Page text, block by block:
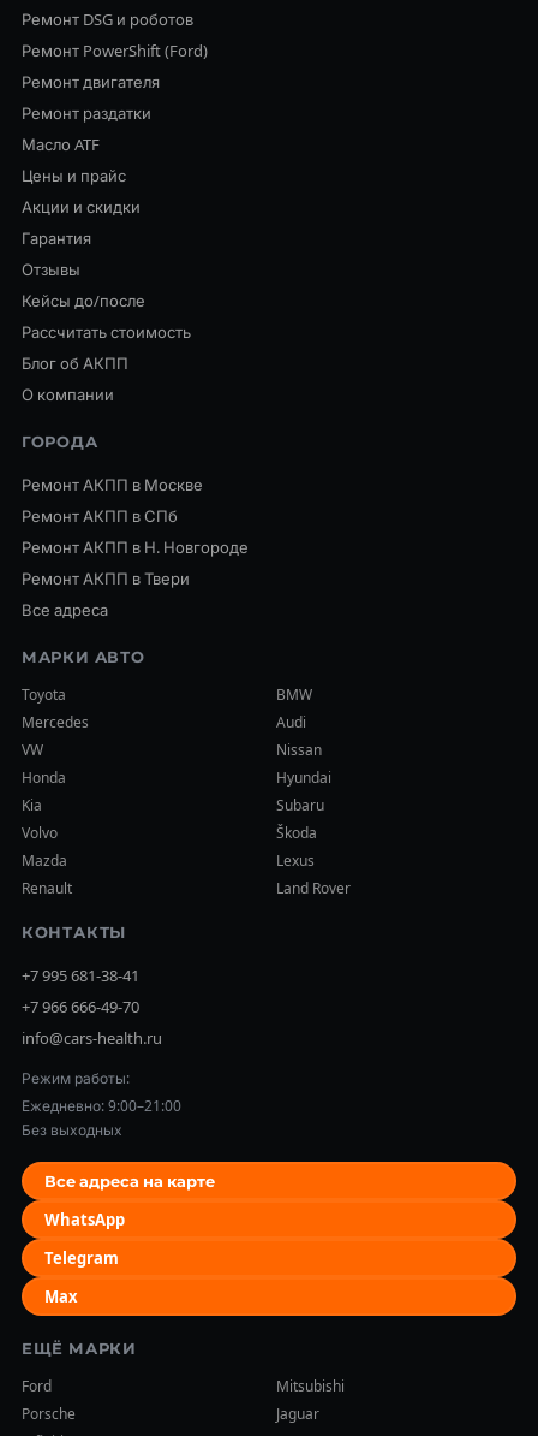
Ремонт DSG и роботов
Ремонт PowerShift (Ford)
Ремонт двигателя
Ремонт раздатки
Масло ATF
Цены и прайс
Акции и скидки
Гарантия
Отзывы
Кейсы до/после
Рассчитать стоимость
Блог об АКПП
О компании
ГОРОДА
Ремонт АКПП в Москве
Ремонт АКПП в СПб
Ремонт АКПП в Н. Новгороде
Ремонт АКПП в Твери
Все адреса
МАРКИ АВТО
Toyota
BMW
Mercedes
Audi
VW
Nissan
Honda
Hyundai
Kia
Subaru
Volvo
Škoda
Mazda
Lexus
Renault
Land Rover
КОНТАКТЫ
+7 995 681-38-41
+7 966 666-49-70
info@cars-health.ru
Режим работы:
Ежедневно: 9:00–21:00
Без выходных
Все адреса на карте
WhatsApp
Telegram
Max
ЕЩЁ МАРКИ
Ford
Mitsubishi
Porsche
Jaguar